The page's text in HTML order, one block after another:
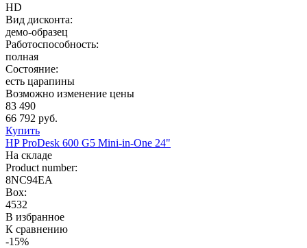
HD
Вид дисконта:
демо-образец
Работоспособность:
полная
Состояние:
есть царапины
Возможно изменение цены
83 490
66 792 руб.
Купить
HP ProDesk 600 G5 Mini-in-One 24"
На складе
Product number:
8NC94EA
Box:
4532
В избранное
К сравнению
-15%